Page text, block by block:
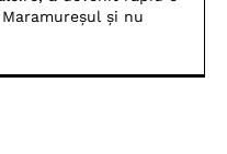
și nu